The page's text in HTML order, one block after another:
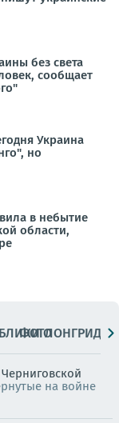
без света
сообщает
Украина
но
в небытие
области,
ФОТОЛОНГРИДЫ
на войне